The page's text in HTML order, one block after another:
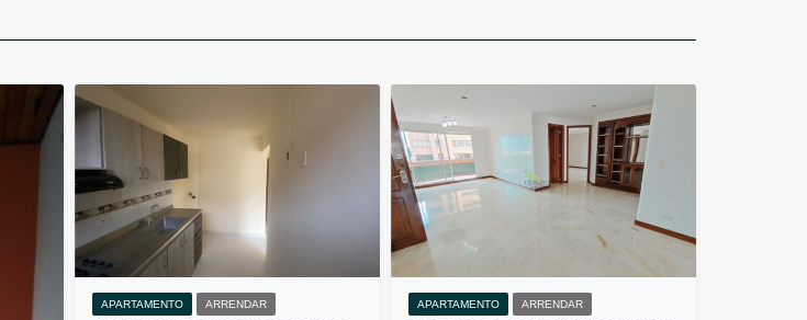
APARTAMENTO ARRENDAR APARTAMENTO ARRENDAR